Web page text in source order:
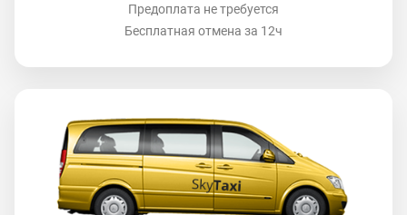
Предоплата не требуется
Бесплатная отмена за 12ч